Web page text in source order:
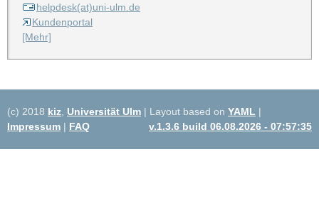
helpdesk(at)uni-ulm.de
Kundenportal
[Mehr]
(c) 2018 kiz Universität Ulm | Layout based on YAML |
Impressum | FAQ v.1.3.6 build 06.08.2026 - 07:57:35